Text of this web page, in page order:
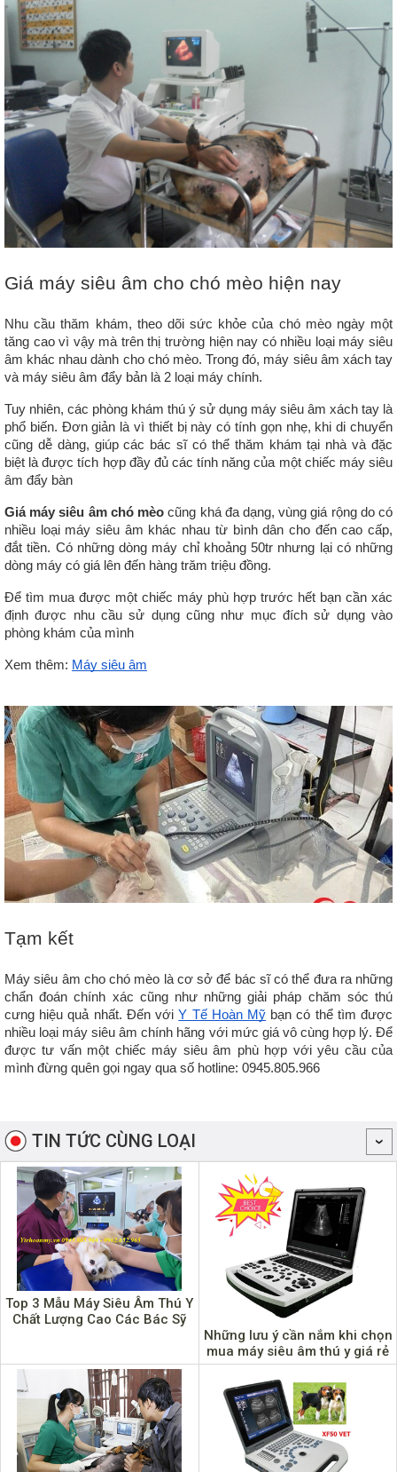
Giá máy siêu âm cho chó mèo hiện nay
Nhu cầu thăm khám, theo dõi sức khỏe của chó mèo ngày một
tăng cao vì vậy mà trên thị trường hiện nay có nhiều loại máy siêu
âm khác nhau dành cho chó mèo. Trong đó, máy siêu âm xách tay
và máy siêu âm đẩy bản là 2 loại máy chính.
Tuy nhiên, các phòng khám thú ý sử dụng máy siêu âm xách tay là
phổ biến. Đơn giản là vì thiết bị này có tính gọn nhẹ, khi di chuyển
cũng dễ dàng, giúp các bác sĩ có thể thăm khám tại nhà và đặc
biệt là được tích hợp đầy đủ các tính năng của một chiếc máy siêu
âm đẩy bàn
Giá máy siêu âm chó mèo cũng khá đa dạng, vùng giá rộng do có
nhiều loại máy siêu âm khác nhau từ bình dân cho đến cao cấp,
đắt tiền. Có những dòng máy chỉ khoảng 50tr nhưng lại có những
dòng máy có giá lên đến hàng trăm triệu đồng.
Để tìm mua được một chiếc máy phù hợp trước hết bạn cần xác
định được nhu cầu sử dụng cũng như mục đích sử dụng vào
phòng khám của mình
Xem thêm: Máy siêu âm
Tạm kết
Máy siêu âm cho chó mèo là cơ sở để bác sĩ có thể đưa ra những
chẩn đoán chính xác cũng như những giải pháp chăm sóc thú
cưng hiệu quả nhất. Đến với Y Tế Hoàn Mỹ bạn có thể tìm được
nhiều loại máy siêu âm chính hãng với mức giá vô cùng hợp lý. Để
được tư vấn một chiếc máy siêu âm phù hợp với yêu cầu của
mình đừng quên gọi ngay qua số hotline: 0945.805.966
TIN TỨC CÙNG LOẠI
Top 3 Mẫu Máy Siêu Âm Thú Y
Chất Lượng Cao Các Bác Sỹ
Những lưu ý cần nắm khi chọn
muа máy siêu âm thú y giá rẻ